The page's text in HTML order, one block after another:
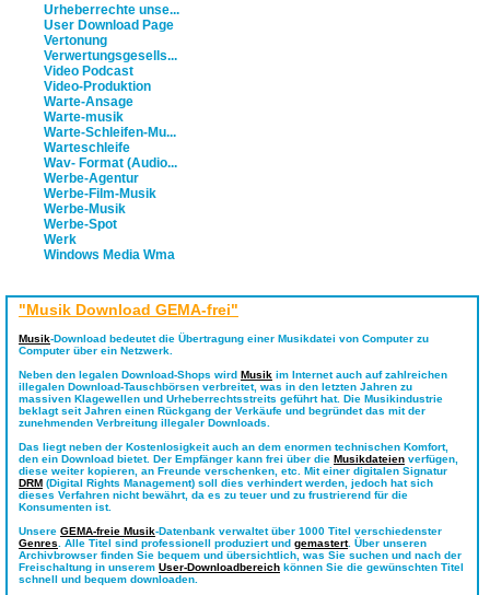
Urheberrechte unse...
User Download Page
Vertonung
Verwertungsgesells...
Video Podcast
Video-Produktion
Warte-Ansage
Warte-musik
Warte-Schleifen-Mu...
Warteschleife
Wav- Format (Audio...
Werbe-Agentur
Werbe-Film-Musik
Werbe-Musik
Werbe-Spot
Werk
Windows Media Wma
"Musik Download GEMA-frei"
Musik-Download bedeutet die Übertragung einer Musikdatei von Computer zu
Computer über ein Netzwerk.
Neben den legalen Download-Shops wird Musik im Internet auch auf zahlreichen
illegalen Download-Tauschbörsen verbreitet, was in den letzten Jahren zu
massiven Klagewellen und Urheberrechtsstreits geführt hat. Die Musikindustrie
beklagt seit Jahren einen Rückgang der Verkäufe und begründet das mit der
zunehmenden Verbreitung illegaler Downloads.
Das liegt neben der Kostenlosigkeit auch an dem enormen technischen Komfort,
den ein Download bietet. Der Empfänger kann frei über die Musikdateien verfügen,
diese weiter kopieren, an Freunde verschenken, etc. Mit einer digitalen Signatur
DRM (Digital Rights Management) soll dies verhindert werden, jedoch hat sich
dieses Verfahren nicht bewährt, da es zu teuer und zu frustrierend für die
Konsumenten ist.
Unsere GEMA-freie Musik-Datenbank verwaltet über 1000 Titel verschiedenster
Genres . Alle Titel sind professionell produziert und gemastert. Über unseren
Archivbrowser finden Sie bequem und übersichtlich, was Sie suchen und nach der
Freischaltung in unserem User-Downloadbereich können Sie die gewünschten Titel
schnell und bequem downloaden.